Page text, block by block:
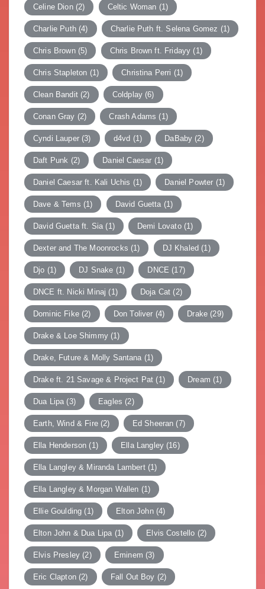
Celine Dion(2) Celtic Woman (1)
Charlie Puth(4) Charlie Puth ft. Selena Gomez (1)
Chris Brown(5) Chris Brown ft. Fridayy (1)
Chris Stapleton (1) Christina Perri (1)
Clean Bandit(2) Coldplay (6)
Conan Gray (2) Crash Adams (1)
Cyndi Lauper(3) d4vd (1) DaBaby (2)
Daft Punk (2) Daniel Caesar (1)
Daniel Caesar ft. Kali Uchis (1) Daniel Powter (1)
Dave & Tems (1) David Guetta (1)
David Guetta ft. Sia (1) Demi Lovato(1)
Dexter and The Moonrocks (1) DJ Khaled (1)
Djo (1) DJ Snake (1) DNCE (17)
DNCE ft. Nicki Minaj (1) Doja Cat (2)
Dominic Fike(2) Don Toliver (4) Drake (29)
Drake & Loe Shimmy(1)
Drake, Future & Molly Santana (1)
Drake ft. 21 Savage & Project Pat (1) Dream (1)
Dua Lipa (3) Eagles (2)
Earth, Wind & Fire(2) Ed Sheeran (7)
Ella Henderson (1) Ella Langley(16)
Ella Langley & Miranda Lambert(1)
Ella Langley & Morgan Wallen (1)
Ellie Goulding (1) Elton John(4)
Elton John & Dua Lipa (1) Elvis Costello (2)
Elvis Presley (2) Eminem (3)
Eric Clapton(2) Fall Out Boy (2)